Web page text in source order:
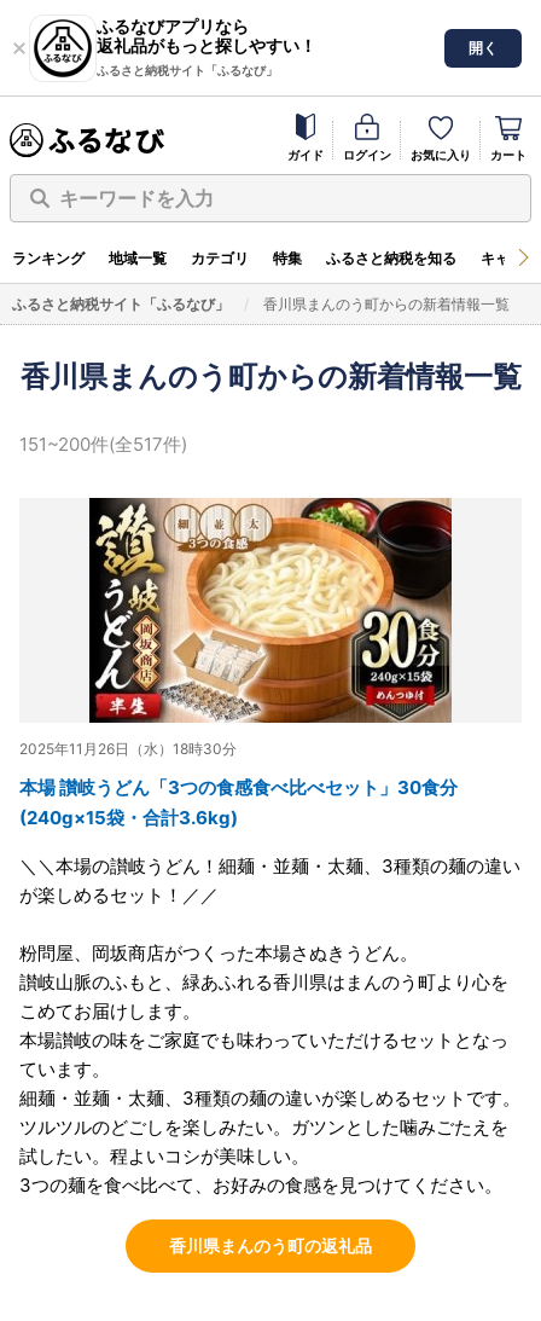
ふるなびアプリなら
返礼品がもっと探しやすい！
ふるさと納税サイト「ふるなび」
開く
ガイド ログイン お気に入り カート
キーワードを入力
ランキング 地域一覧 カテゴリ 特集 ふるさと納税を知る キャン
ふるさと納税サイト「ふるなび」 香川県まんのう町からの新着情報一覧
香川県まんのう町からの新着情報一覧
151~200件(全517件)
2025年11月26日（水）18時30分
本場 讃岐うどん「3つの食感食べ比べセット」30食分
(240g×15袋・合計3.6kg)
＼＼本場の讃岐うどん！細麺・並麺・太麺、3種類の麺の違い
が楽しめるセット！／／
粉問屋、岡坂商店がつくった本場さぬきうどん。
讃岐山脈のふもと、緑あふれる香川県はまんのう町より心を
こめてお届けします。
本場讃岐の味をご家庭でも味わっていただけるセットとなっ
ています。
細麺・並麺・太麺、3種類の麺の違いが楽しめるセットです。
ツルツルのどごしを楽しみたい。ガツンとした噛みごたえを
試したい。程よいコシが美味しい。
3つの麺を食べ比べて、お好みの食感を見つけてください。
香川県まんのう町の返礼品